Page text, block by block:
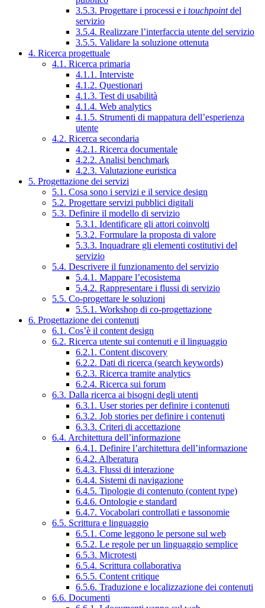
3.5.3. Progettare i processi e i touchpointdel
servizio
3.5.4. Realizzare l’interfaccia utente del servizio
3.5.5. Validare la soluzione ottenuta
4. Ricerca progettuale
4.1. Ricerca primaria
4.1.1. Interviste
4.1.2. Questionari
4.1.3. Test di usabilità
4.1.4. Web analytics
4.1.5. Strumenti di mappatura dell’esperienza
utente
4.2. Ricerca secondaria
4.2.1. Ricerca documentale
4.2.2. Analisi benchmark
4.2.3. Valutazione euristica
5. Progettazione dei servizi
5.1. Cosa sono i servizi e il service design
5.2. Progettare servizi pubblici digitali
5.3. Definire il modello di servizio
5.3.1. Identificare gli attori coinvolti
5.3.2. Formulare la proposta di valore
5.3.3. Inquadrare gli elementi costitutivi del
servizio
5.4. Descrivere il funzionamento del servizio
5.4.1. Mappare l’ecosistema
5.4.2. Rappresentare i flussi di servizio
5.5. Co-progettare le soluzioni
5.5.1. Workshop di co-progettazione
6. Progettazione dei contenuti
6.1. Cos’è il content design
6.2. Ricerca utente sui contenuti e il linguaggio
6.2.1. Content discovery
6.2.2. Dati di ricerca (search keywords)
6.2.3. Ricerca tramite analytics
6.2.4. Ricerca sui forum
6.3. Dalla ricerca ai bisogni degli utenti
6.3.1. User stories per definire i contenuti
6.3.2. Job stories per definire i contenuti
6.3.3. Criteri di accettazione
6.4. Architettura dell’informazione
6.4.1. Definire l’architettura dell’informazione
6.4.2. Alberatura
6.4.3. Flussi di interazione
6.4.4. Sistemi di navigazione
6.4.5. Tipologie di contenuto (content type)
6.4.6. Ontologie e standard
6.4.7. Vocabolari controllati e tassonomie
6.5. Scrittura e linguaggio
6.5.1. Come leggono le persone sul web
6.5.2. Le regole per un linguaggio semplice
6.5.3. Microtesti
6.5.4. Scrittura collaborativa
6.5.5. Content critique
6.5.6. Traduzione e localizzazione dei contenuti
6.6. Documenti